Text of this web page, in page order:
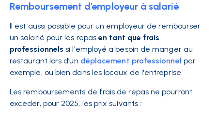
Remboursement d’employeur à salarié
Il est aussi possible pour un employeur de rembourser
un salarié pour les repas en tant que frais
professionnels si l'employé a besoin de manger au
restaurant lors d’un déplacement professionnel par
exemple, ou bien dans les locaux de l'entreprise.
Les remboursements de frais de repas ne pourront
excéder, pour 2025, les prix suivants :